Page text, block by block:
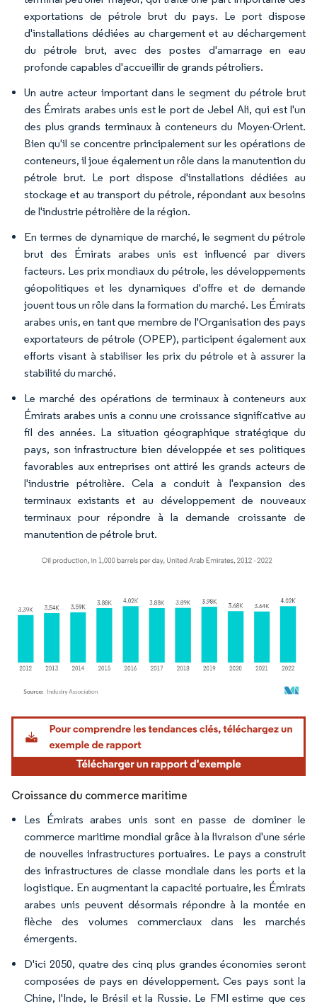
exportations de pétrole brut du pays. Le port dispose
d'installations dédiées au chargement et au déchargement
du pétrole brut, avec des postes d'amarrage en eau
profonde capables d'accueillir de grands pétroliers.
Un autre acteur important dans le segment du pétrole brut
des Émirats arabes unis est le port de Jebel Ali, qui est l'un
des plus grands terminaux à conteneurs du Moyen-Orient.
Bien qu'il se concentre principalement sur les opérations de
conteneurs, il joue également un rôle dans la manutention du
pétrole brut. Le port dispose d'installations dédiées au
stockage et au transport du pétrole, répondant aux besoins
de l'industrie pétrolière de la région.
En termes de dynamique de marché, le segment du pétrole
brut des Émirats arabes unis est influencé par divers
facteurs. Les prix mondiaux du pétrole, les développements
géopolitiques et les dynamiques d'offre et de demande
jouent tous un rôle dans la formation du marché. Les Émirats
arabes unis, en tant que membre de l'Organisation des pays
exportateurs de pétrole (OPEP), participent également aux
efforts visant à stabiliser les prix du pétrole et à assurer la
stabilité du marché.
Le marché des opérations de terminaux à conteneurs aux
Émirats arabes unis a connu une croissance significative au
fil des années. La situation géographique stratégique du
pays, son infrastructure bien développée et ses politiques
favorables aux entreprises ont attiré les grands acteurs de
l'industrie pétrolière. Cela a conduit à l'expansion des
terminaux existants et au développement de nouveaux
terminaux pour répondre à la demande croissante de
manutention de pétrole brut.
Image © Mordor Intelligence. La réutilisation nécessite une attribution sous CC BY
Croissance du commerce maritime
Les Émirats arabes unis sont en passe de dominer le
commerce maritime mondial grâce à la livraison d'une série
de nouvelles infrastructures portuaires. Le pays a construit
des infrastructures de classe mondiale dans les ports et la
logistique. En augmentant la capacité portuaire, les Émirats
arabes unis peuvent désormais répondre à la montée en
flèche des volumes commerciaux dans les marchés
émergents.
D'ici 2050, quatre des cinq plus grandes économies seront
composées de pays en développement. Ces pays sont la
Chine, l'Inde, le Brésil et la Russie. Le FMI estime que ces